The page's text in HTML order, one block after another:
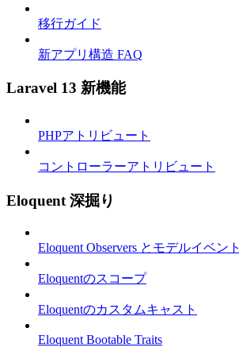
移行ガイド
新アプリ構造 FAQ
Laravel 13 新機能
PHPアトリビュート
コントローラーアトリビュート
Eloquent 深掘り
Eloquent Observers とモデルイベント
Eloquentのスコープ
Eloquentのカスタムキャスト
Eloquent Bootable Traits